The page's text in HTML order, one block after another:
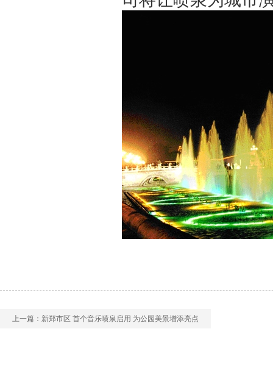
上一篇： 新郑市区 首个音乐喷泉启用 为公园美景增添亮点